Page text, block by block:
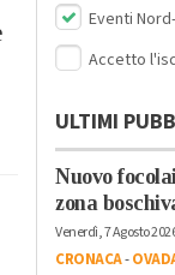
Eventi
Accetto
ULTIMI
Nuovo
zona
Venerdì, 7 Agosto
CRONACA-